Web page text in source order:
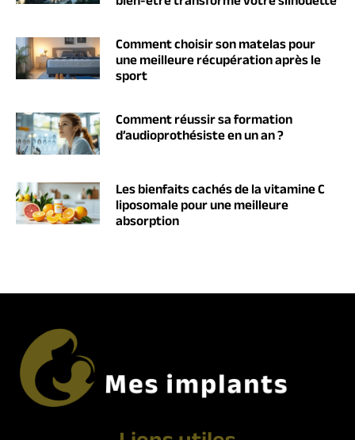
Comment choisir son matelas pour
une meilleure récupération après le
sport
Comment réussir sa formation
d’audioprothésiste en un an ?
Les bienfaits cachés de la vitamine C
liposomale pour une meilleure
absorption